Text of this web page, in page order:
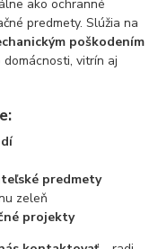
ako ochranné
predmety. Slúžia na
poškodením
vitrín aj
predmety
zeleň
projekty